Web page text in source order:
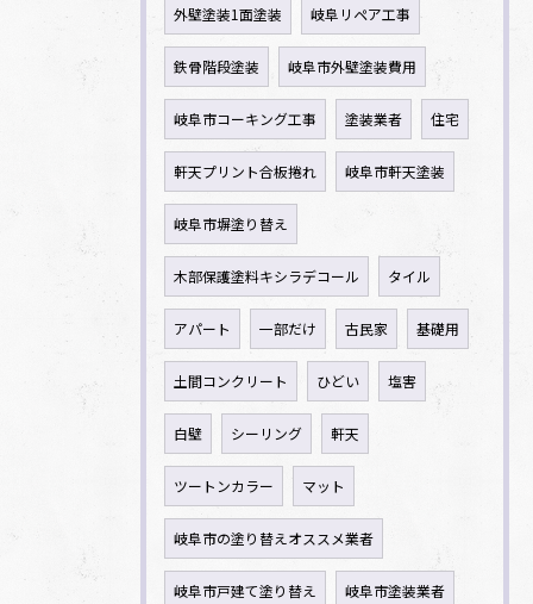
外壁塗装1面塗装 岐阜リペア工事
鉄骨階段塗装 岐阜市外壁塗装費用
岐阜市コーキング工事 塗装業者 住宅
軒天プリント合板捲れ 岐阜市軒天塗装
岐阜市塀塗り替え
木部保護塗料キシラデコール タイル
アパート 一部だけ 古民家 基礎用
土間コンクリート ひどい 塩害
白壁 シーリング 軒天
ツートンカラー マット
岐阜市の塗り替えオススメ業者
岐阜市戸建て塗り替え 岐阜市塗装業者